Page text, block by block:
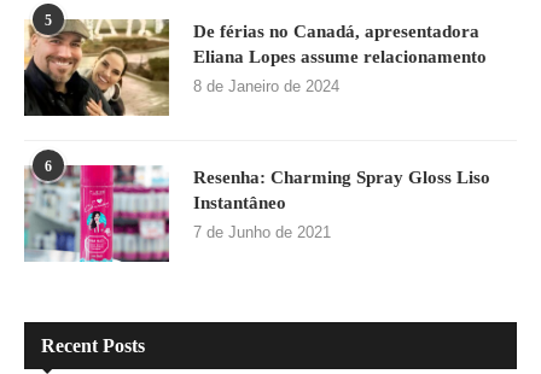
5
De férias no Canadá, apresentadora
Eliana Lopes assume relacionamento
8 de Janeiro de 2024
6
Resenha: Charming Spray Gloss Liso
Instantâneo
7 de Junho de 2021
Recent Posts